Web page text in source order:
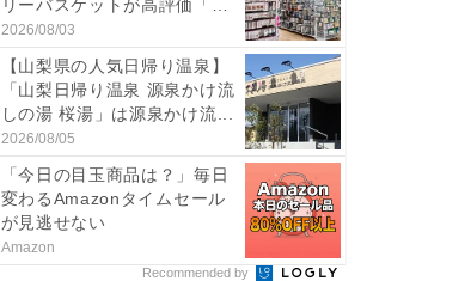
リーバスケットが高評価「使
わ...
2026/08/03
【山梨県の人気日帰り温泉】
「山梨日帰り温泉 源泉かけ流
しの湯 桜湯」は源泉かけ流...
2026/08/05
「今日の目玉商品は？」毎日
変わるAmazonタイムセール
が見逃せない
Amazon
Recommended by